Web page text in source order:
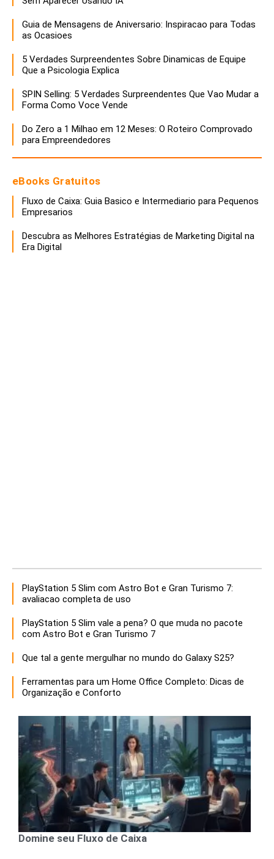
Guia de Mensagens de Aniversario: Inspiracao para Todas
as Ocasioes
5 Verdades Surpreendentes Sobre Dinamicas de Equipe
Que a Psicologia Explica
SPIN Selling: 5 Verdades Surpreendentes Que Vao Mudar a
Forma Como Voce Vende
Do Zero a 1 Milhao em 12 Meses: O Roteiro Comprovado
para Empreendedores
eBooks Gratuitos
Fluxo de Caixa: Guia Basico e Intermediario para Pequenos
Empresarios
Descubra as Melhores Estratégias de Marketing Digital na
Era Digital
PlayStation 5 Slim com Astro Bot e Gran Turismo 7:
avaliacao completa de uso
PlayStation 5 Slim vale a pena? O que muda no pacote
com Astro Bot e Gran Turismo 7
Que tal a gente mergulhar no mundo do Galaxy S25?
Ferramentas para um Home Office Completo: Dicas de
Organização e Conforto
Domine seu Fluxo de Caixa